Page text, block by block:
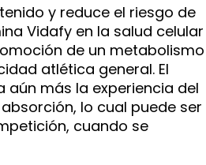
y reduce el riesgo de
Vidafy en la salud celular
de un metabolismo
atlética general. El
más la experiencia del
lo cual puede ser
cuando se